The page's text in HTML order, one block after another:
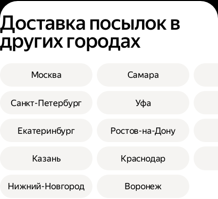
Доставка посылок в
других городах
Москва
Санкт-Петербург
Екатеринбург
Казань
Нижний-Новгород
Самара
Уфа
Ростов-на-Дону
Краснодар
Воронеж